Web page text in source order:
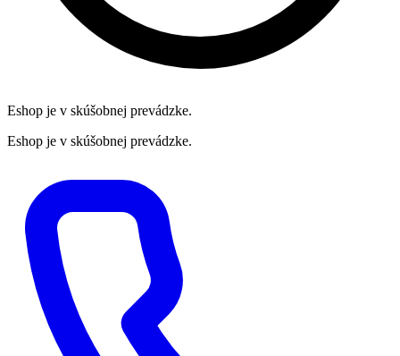
Eshop je v skúšobnej prevádzke.
Eshop je v skúšobnej prevádzke.
obsah